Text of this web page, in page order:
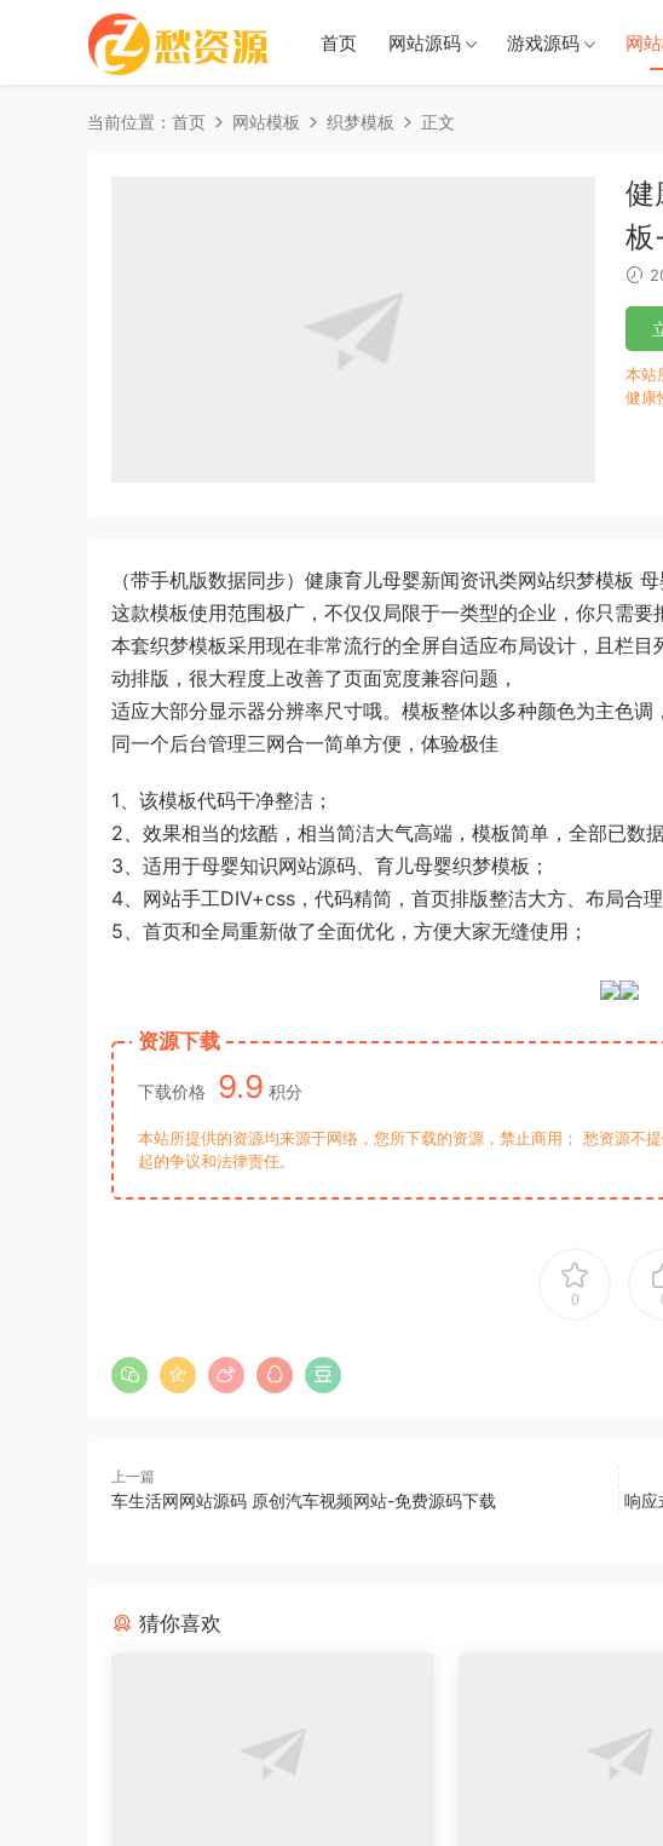
首页 网站源码 游戏源码 网
当前位置： 首页 网站模板 织梦模板 正文
健
板
本站
健康
（带手机版数据同步）健康育儿母婴新闻资讯类网站织梦模板
这款模板使用范围极广，不仅仅局限于一类型的企业，你只需要
本套织梦模板采用现在非常流行的全屏自适应布局设计，且栏
动排版，很大程度上改善了页面宽度兼容问题，
适应大部分显示器分辨率尺寸哦。模板整体以多种颜色为主色调
同一个后台管理三网合一简单方便，体验极佳
1、该模板代码干净整洁；
2、效果相当的炫酷，相当简洁大气高端，模板简单，全部已数
3、适用于母婴知识网站源码、育儿母婴织梦模板；
4、网站手工DIV+css，代码精简，首页排版整洁大方、布局合
5、首页和全局重新做了全面优化，方便大家无缝使用；
资源下载
下载价格 9.9 积分
本站所提供的资源均来源于网络，您所下载的资源，禁止商用； 愁资源不
起的争议和法律责任。
0
上一篇
车生活网网站源码 原创汽车视频网站-免费源码下载
响应
猜你喜欢